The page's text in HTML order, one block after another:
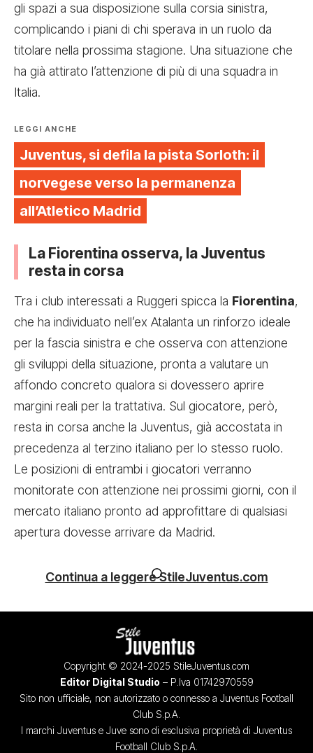
gli spazi a sua disposizione sulla corsia sinistra,
complicando i piani di chi sperava in un ruolo da
titolare nella prossima stagione. Una situazione che
ha già attirato l’attenzione di più di una squadra in
Italia.
LEGGI ANCHE
Juventus, si defila la pista Sorloth: il
norvegese verso la permanenza
all’Atletico Madrid
La Fiorentina osserva, la Juventus
resta in corsa
Tra i club interessati a Ruggeri spicca la Fiorentina,
che ha individuato nell’ex Atalanta un rinforzo ideale
per la fascia sinistra e che osserva con attenzione
gli sviluppi della situazione, pronta a valutare un
affondo concreto qualora si dovessero aprire
margini reali per la trattativa. Sul giocatore, però,
resta in corsa anche la Juventus, già accostata in
precedenza al terzino italiano per lo stesso ruolo.
Le posizioni di entrambi i giocatori verranno
monitorate con attenzione nei prossimi giorni, con il
mercato italiano pronto ad approfittare di qualsiasi
apertura dovesse arrivare da Madrid.
Continua a leggere StileJuventus.com
Copyright © 2024-2025 StileJuventus.com
Editor Digital Studio – P.Iva 01742970559
Sito non ufficiale, non autorizzato o connesso a Juventus Football
Club S.p.A.
I marchi Juventus e Juve sono di esclusiva proprietà di Juventus
Football Club S.p.A.